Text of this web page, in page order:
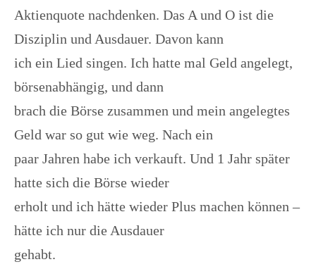
Aktienquote nachdenken. Das A und O ist die
Disziplin und Ausdauer. Davon kann
ich ein Lied singen. Ich hatte mal Geld angelegt,
börsenabhängig, und dann
brach die Börse zusammen und mein angelegtes
Geld war so gut wie weg. Nach ein
paar Jahren habe ich verkauft. Und 1 Jahr später
hatte sich die Börse wieder
erholt und ich hätte wieder Plus machen können –
hätte ich nur die Ausdauer
gehabt.